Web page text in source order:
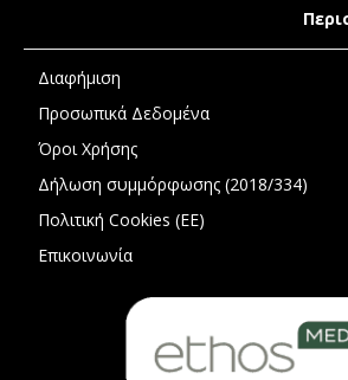
Διαφήμιση
Προσωπικά Δεδομένα
Όροι Χρήσης
Δήλωση συμμόρφωσης (2018/334)
Πολιτική Cookies (ΕΕ)
Επικοινωνία